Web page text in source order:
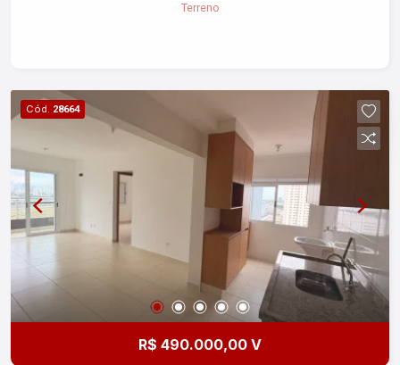
Terreno
Cód. 28664
R$ 490.000,00 V